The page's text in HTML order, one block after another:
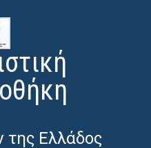
Ελλάδος